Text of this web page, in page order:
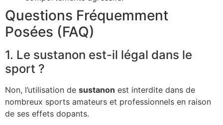
Questions Fréquemment
Posées (FAQ)
1. Le sustanon est-il légal dans le
sport ?
Non, l’utilisation de sustanon est interdite dans de
nombreux sports amateurs et professionnels en raison
de ses effets dopants.